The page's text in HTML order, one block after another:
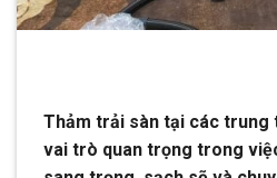
Thảm trải sàn tại các trung
vai trò quan trọng trong